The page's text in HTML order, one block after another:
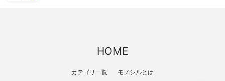
HOME
カテゴリ一覧 モノシルとは